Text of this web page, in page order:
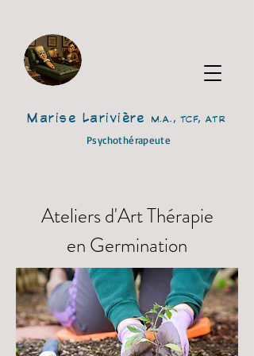
Marise Larivière M.A., TCF, ATR
Psychothérapeute
Ateliers d'Art Thérapie
en Germination